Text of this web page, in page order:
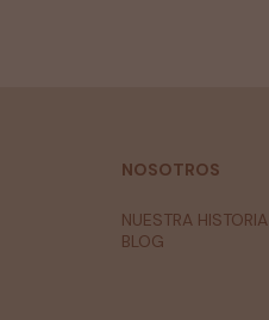
NOSOTROS
NUESTRA HISTORIA
BLOG